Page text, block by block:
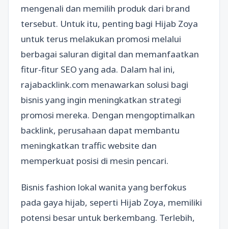
mengenali dan memilih produk dari brand
tersebut. Untuk itu, penting bagi Hijab Zoya
untuk terus melakukan promosi melalui
berbagai saluran digital dan memanfaatkan
fitur-fitur SEO yang ada. Dalam hal ini,
rajabacklink.com menawarkan solusi bagi
bisnis yang ingin meningkatkan strategi
promosi mereka. Dengan mengoptimalkan
backlink, perusahaan dapat membantu
meningkatkan traffic website dan
memperkuat posisi di mesin pencari.
Bisnis fashion lokal wanita yang berfokus
pada gaya hijab, seperti Hijab Zoya, memiliki
potensi besar untuk berkembang. Terlebih,